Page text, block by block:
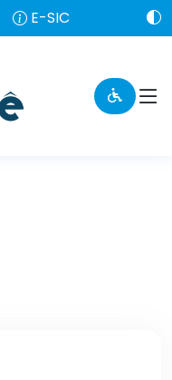
E-SIC